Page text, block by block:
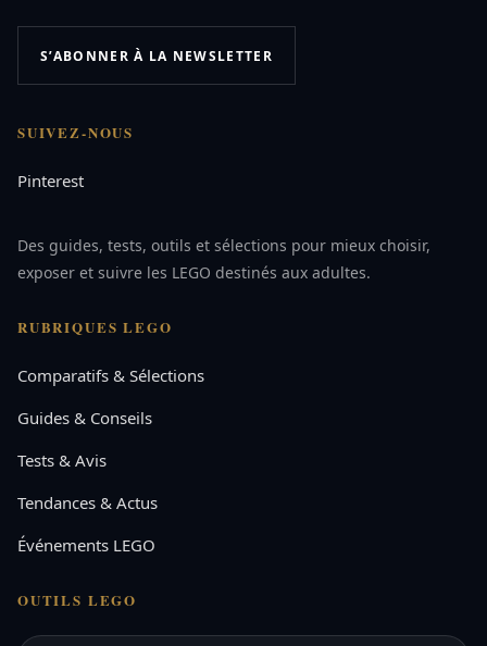
S’ABONNER À LA NEWSLETTER
SUIVEZ-NOUS
Pinterest
Des guides, tests, outils et sélections pour mieux choisir,
exposer et suivre les LEGO destinés aux adultes.
RUBRIQUES LEGO
Comparatifs & Sélections
Guides & Conseils
Tests & Avis
Tendances & Actus
Événements LEGO
OUTILS LEGO